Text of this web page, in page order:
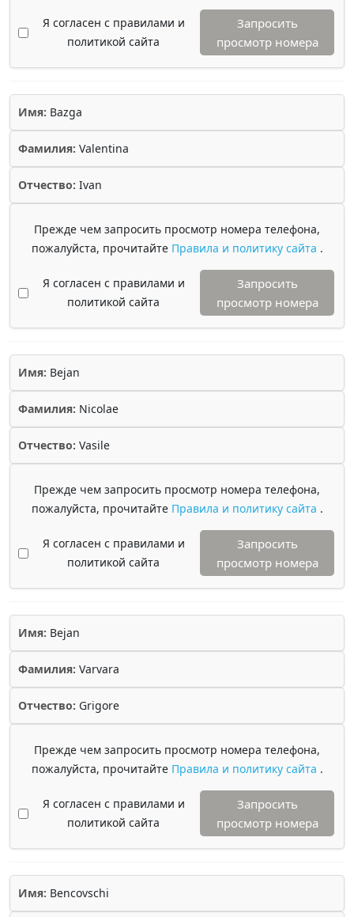
Я согласен с правилами и
политикой сайта
Запросить
просмотр номера
Имя: Bazga
Фамилия: Valentina
Отчество: Ivan
Прежде чем запросить просмотр номера телефона,
пожалуйста, прочитайте Правила и политику сайта .
Я согласен с правилами и
политикой сайта
Запросить
просмотр номера
Имя: Bejan
Фамилия: Nicolae
Отчество: Vasile
Прежде чем запросить просмотр номера телефона,
пожалуйста, прочитайте Правила и политику сайта .
Я согласен с правилами и
политикой сайта
Запросить
просмотр номера
Имя: Bejan
Фамилия: Varvara
Отчество: Grigore
Прежде чем запросить просмотр номера телефона,
пожалуйста, прочитайте Правила и политику сайта .
Я согласен с правилами и
политикой сайта
Запросить
просмотр номера
Имя: Bencovschi